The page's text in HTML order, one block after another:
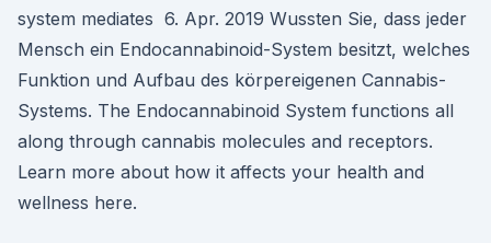
system mediates 6. Apr. 2019 Wussten Sie, dass jeder
Mensch ein Endocannabinoid-System besitzt, welches
Funktion und Aufbau des körpereigenen Cannabis-
Systems. The Endocannabinoid System functions all
along through cannabis molecules and receptors.
Learn more about how it affects your health and
wellness here.